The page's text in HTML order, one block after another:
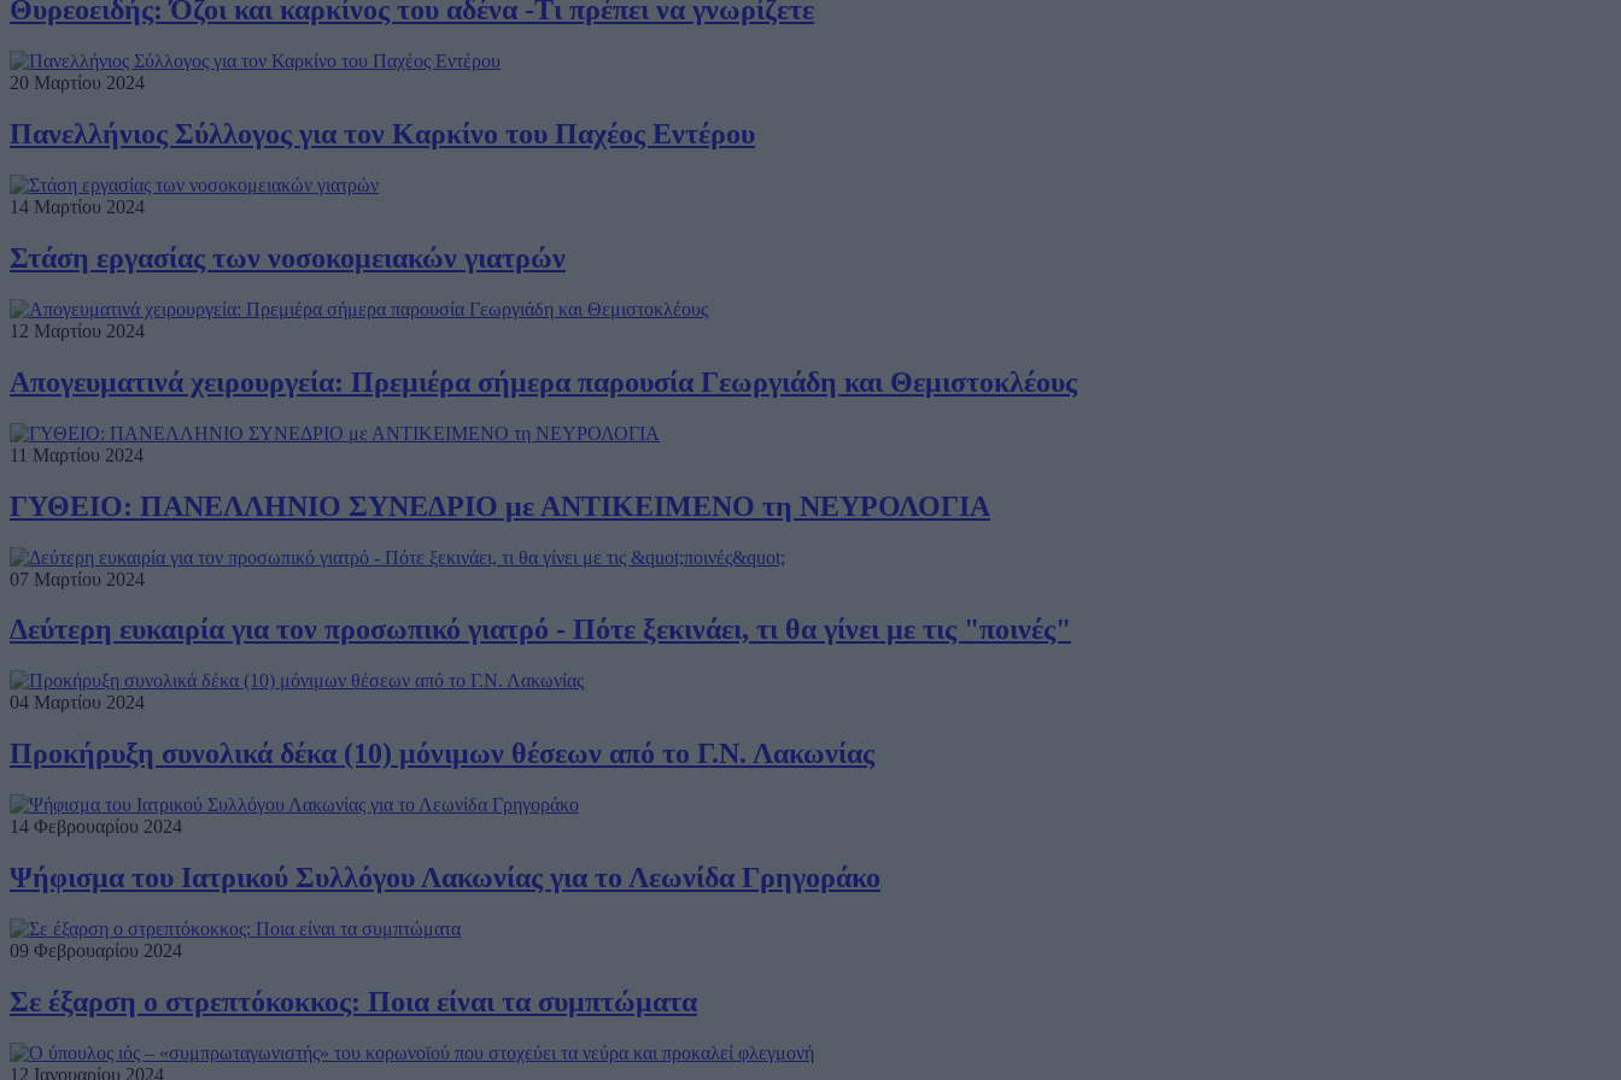
Θυρεοειδής: Όζοι και καρκίνος του αδένα -Τι πρέπει να γνωρίζετε
20 Μαρτίου 2024
Πανελλήνιος Σύλλογος για τον Καρκίνο του Παχέος Εντέρου
14 Μαρτίου 2024
Στάση εργασίας των νοσοκομειακών γιατρών
12 Μαρτίου 2024
Απογευματινά χειρουργεία: Πρεμιέρα σήμερα παρουσία Γεωργιάδη και Θεμιστοκλέους
11 Μαρτίου 2024
ΓΥΘΕΙΟ: ΠΑΝΕΛΛΗΝΙΟ ΣΥΝΕΔΡΙΟ με ΑΝΤΙΚΕΙΜΕΝΟ τη ΝΕΥΡΟΛΟΓΙΑ
07 Μαρτίου 2024
Δεύτερη ευκαιρία για τον προσωπικό γιατρό - Πότε ξεκινάει, τι θα γίνει με τις "ποινές"
04 Μαρτίου 2024
Προκήρυξη συνολικά δέκα (10) μόνιμων θέσεων από το Γ.Ν. Λακωνίας
14 Φεβρουαρίου 2024
Ψήφισμα του Ιατρικού Συλλόγου Λακωνίας για το Λεωνίδα Γρηγοράκο
09 Φεβρουαρίου 2024
Σε έξαρση ο στρεπτόκοκκος: Ποια είναι τα συμπτώματα
12 Ιανουαρίου 2024